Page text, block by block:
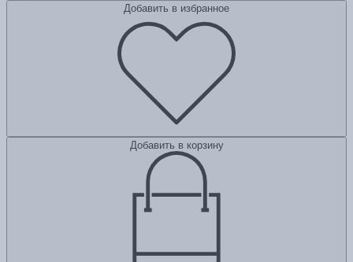
Добавить в избранное
Добавить в корзину